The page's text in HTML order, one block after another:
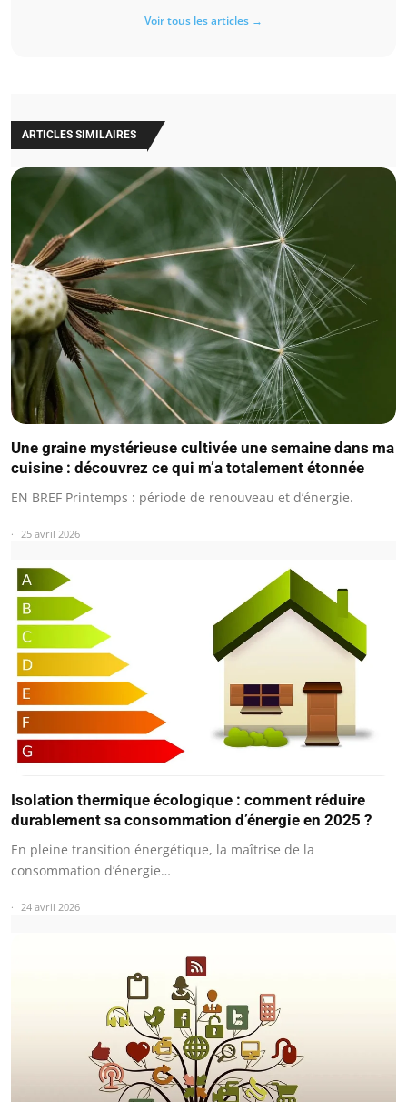
Voir tous les articles →
ARTICLES SIMILAIRES
Une graine mystérieuse cultivée une semaine dans ma
cuisine : découvrez ce qui m’a totalement étonnée
EN BREF Printemps : période de renouveau et d’énergie.
25 avril 2026
Isolation thermique écologique : comment réduire
durablement sa consommation d’énergie en 2025 ?
En pleine transition énergétique, la maîtrise de la
consommation d’énergie…
24 avril 2026